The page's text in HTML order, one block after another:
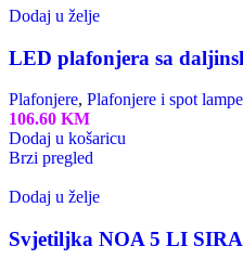
Dodaj u želje
LED plafonjera sa
Plafonjere, Plafonjere i spot lampe
106.60 KM
Dodaj u košaricu
Brzi pregled
Dodaj u želje
Svjetiljka NOA 5 LI